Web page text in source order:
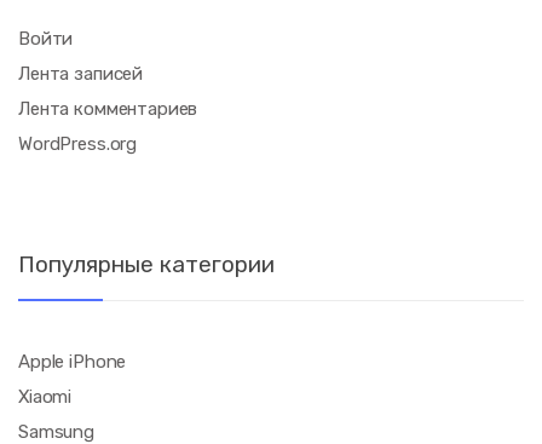
Войти
Лента записей
Лента комментариев
WordPress.org
Популярные категории
Apple iPhone
Xiaomi
Samsung